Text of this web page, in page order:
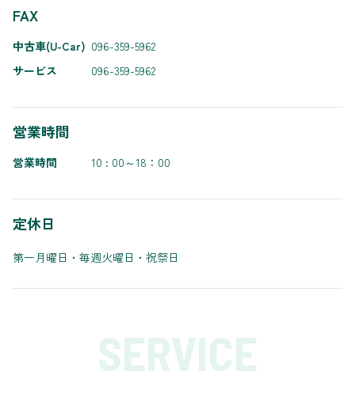
FAX
中古車(U-Car) 096-359-5962
サービス
096-359-5962
営業時間
営業時間 10 : 00～18：00
定休日
第一月曜日・毎週火曜日・祝祭日
SERVICE